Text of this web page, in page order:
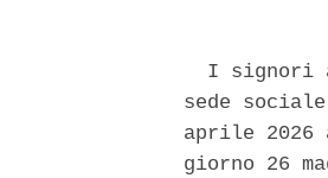
I signori
sede
aprile 2026
giorno 26